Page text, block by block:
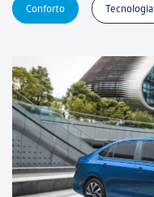
Conforto